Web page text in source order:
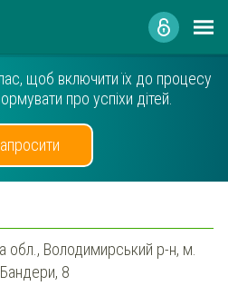
щоб включити їх до процесу
про успіхи дітей.
обл., Володимирський р-н, м.
8